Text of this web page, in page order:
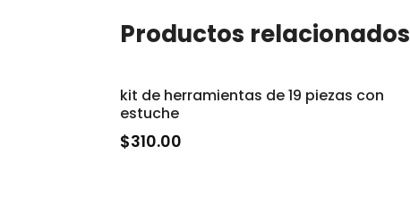
Productos relacionados
kit de herramientas de 19 piezas con
estuche
$310.00